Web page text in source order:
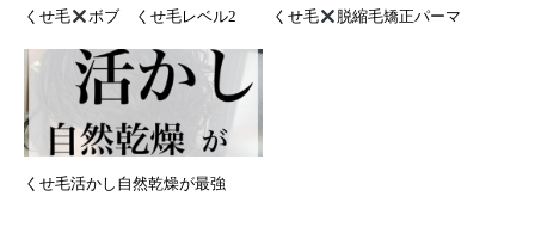
くせ毛 ボブ くせ毛レベル2 くせ毛 脱縮毛矯正パーマ
くせ毛活かし自然乾燥が最強